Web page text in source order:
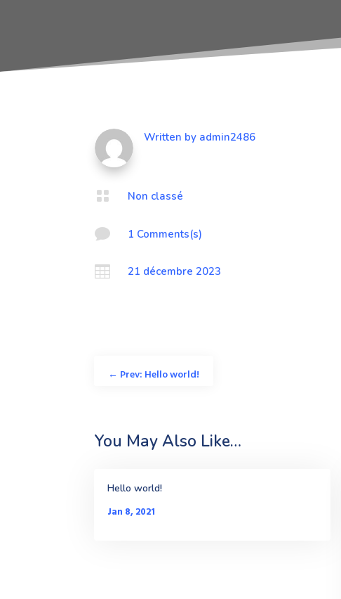
Written by admin2486
 Non classé
 1 Comments(s)
 21 décembre 2023
← Prev: Hello world!
You May Also Like…
Hello world!
Jan 8, 2021